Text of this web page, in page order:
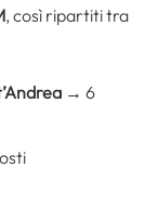
, così ripartiti tra
→ 6